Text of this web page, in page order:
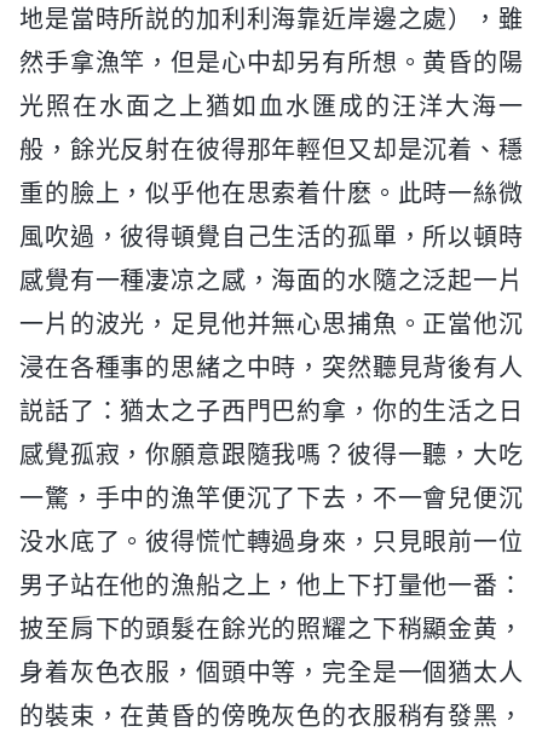
地是當時所説的加利利海靠近岸邊之處），雖
然手拿漁竿，但是心中却另有所想。黄昏的陽
光照在水面之上猶如血水匯成的汪洋大海一
般，餘光反射在彼得那年輕但又却是沉着、穩
重的臉上，似乎他在思索着什麽。此時一絲微
風吹過，彼得頓覺自己生活的孤單，所以頓時
感覺有一種凄凉之感，海面的水隨之泛起一片
一片的波光，足見他并無心思捕魚。正當他沉
浸在各種事的思緒之中時，突然聽見背後有人
説話了：猶太之子西門巴約拿，你的生活之日
感覺孤寂，你願意跟隨我嗎？彼得一聽，大吃
一驚，手中的漁竿便沉了下去，不一會兒便沉
没水底了。彼得慌忙轉過身來，只見眼前一位
男子站在他的漁船之上，他上下打量他一番：
披至肩下的頭髮在餘光的照耀之下稍顯金黄，
身着灰色衣服，個頭中等，完全是一個猶太人
的裝束，在黄昏的傍晚灰色的衣服稍有發黑，